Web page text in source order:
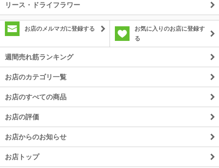
リース・ドライフラワー
お店のメルマガに登録する
お気に入りのお店に登録す
る
週間売れ筋ランキング
お店のカテゴリ一覧
お店のすべての商品
お店の評価
お店からのお知らせ
お店トップ